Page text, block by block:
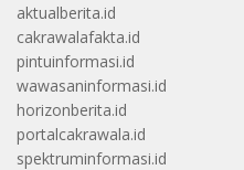
aktualberita.id
cakrawalafakta.id
pintuinformasi.id
wawasaninformasi.id
horizonberita.id
portalcakrawala.id
spektruminformasi.id